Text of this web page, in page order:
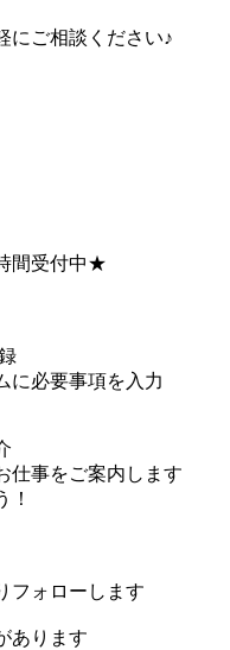
にご相談ください♪
間受付中★
に必要事項を入力
仕事をご案内します
！
フォローします
あります